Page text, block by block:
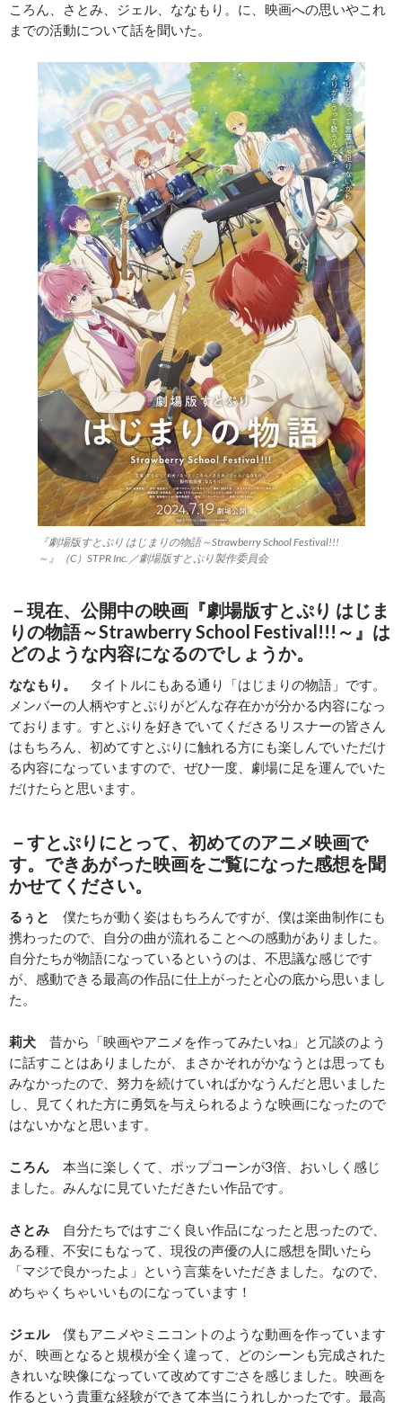
ころん、さとみ、ジェル、ななもり。に、映画への思いやこれ
までの活動について話を聞いた。
『劇場版すとぷり はじまりの物語～Strawberry School Festival!!!
～』（C）STPR Inc.／劇場版すとぷり製作委員会
－現在、公開中の映画『劇場版すとぷり はじま
りの物語～Strawberry School Festival!!!～』は
どのような内容になるのでしょうか。
ななもり。
タイトルにもある通り「はじまりの物語」です。
メンバーの人柄やすとぷりがどんな存在かが分かる内容になっ
ております。すとぷりを好きでいてくださるリスナーの皆さん
はもちろん、初めてすとぷりに触れる方にも楽しんでいただけ
る内容になっていますので、ぜひ一度、劇場に足を運んでいた
だけたらと思います。
－すとぷりにとって、初めてのアニメ映画で
す。できあがった映画をご覧になった感想を聞
かせてください。
るぅと
僕たちが動く姿はもちろんですが、僕は楽曲制作にも
携わったので、自分の曲が流れることへの感動がありました。
自分たちが物語になっているというのは、不思議な感じです
が、感動できる最高の作品に仕上がったと心の底から思いまし
た。
莉犬 昔から「映画やアニメを作ってみたいね」と冗談のよう
に話すことはありましたが、まさかそれがかなうとは思っても
みなかったので、努力を続けていればかなうんだと思いました
し、見てくれた方に勇気を与えられるような映画になったので
はないかなと思います。
ころん 本当に楽しくて、ポップコーンが3倍、おいしく感じ
ました。みんなに見ていただきたい作品です。
さとみ 自分たちではすごく良い作品になったと思ったので、
ある種、不安にもなって、現役の声優の人に感想を聞いたら
「マジで良かったよ」という言葉をいただきました。なので、
めちゃくちゃいいものになっています！
ジェル僕もアニメやミニコントのような動画を作っています
が、映画となると規模が全く違って、どのシーンも完成された
きれいな映像になっていて改めてすごさを感じました。映画を
作るという貴重な経験ができて本当にうれしかったです。最高